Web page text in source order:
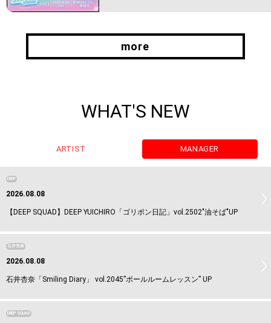
more
WHAT'S NEW
ARTIST MANAGER
DEEP
2026.08.08
【DEEP SQUAD】DEEP YUICHIRO「ゴリポン日記」vol.2502"油そば"UP
石井杏奈
2026.08.08
石井杏奈「Smiling Diary」 vol.2045”ボールルームレッスン” UP
DEEP SQUAD